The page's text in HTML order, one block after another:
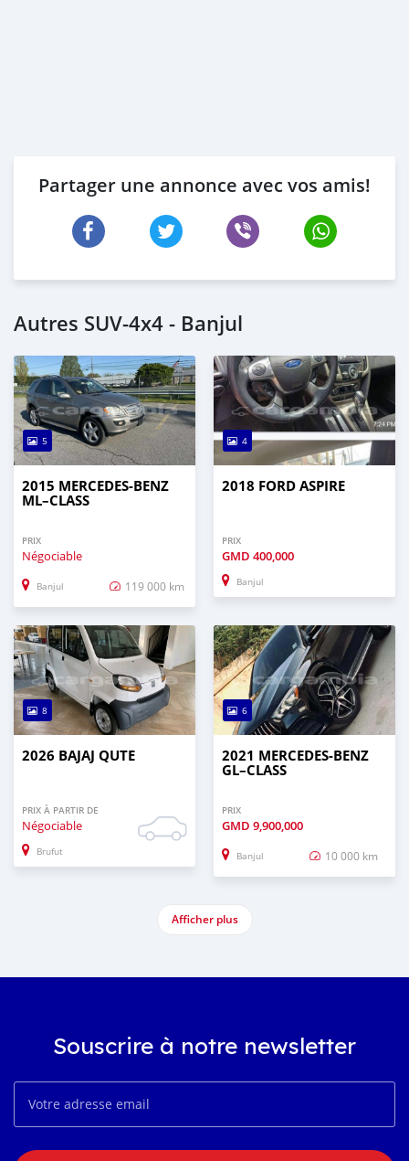
Partager une annonce avec vos amis!
Autres SUV‒4x4 - Banjul
5
2015 MERCEDES‒BENZ
ML–CLASS
PRIX
Négociable
Banjul 119 000 km
4
2018 FORD ASPIRE
PRIX
GMD 400,000
Banjul
8
2026 BAJAJ QUTE
PRIX À PARTIR DE
Négociable
Brufut
6
2021 MERCEDES‒BENZ
GL–CLASS
PRIX
GMD 9,900,000
Banjul 10 000 km
Afficher plus
Souscrire à notre newsletter